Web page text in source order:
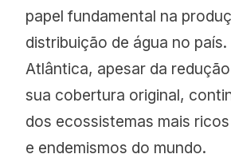
papel fundamental na
distribuição de água no
Atlântica, apesar da
sua cobertura original,
dos ecossistemas mais
e endemismos do mundo.